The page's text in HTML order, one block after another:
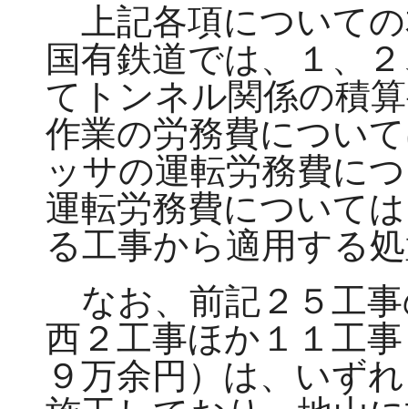
上記各項について
国有鉄道では、１、
てトンネル関係の積
作業の労務費につい
ッサの運転労務費に
運転労務費について
る工事から適用する
なお、前記２５工
西２工事ほか１１工
９万余円）は、いず